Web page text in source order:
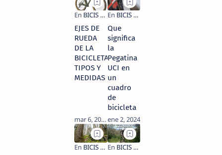
EJES DE
RUEDA
DE LA
BICICLETA,
TIPOS Y
MEDIDAS
Que
significa
la
Pegatina
UCI en
un
cuadro
de
bicicleta